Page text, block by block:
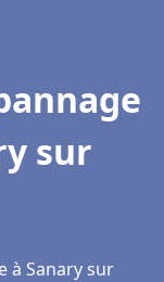
sur
à Sanary sur